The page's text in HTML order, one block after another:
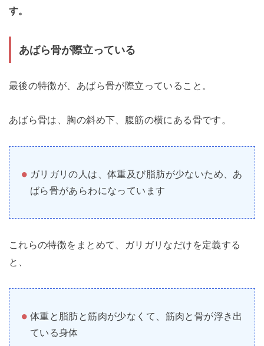
す。
あばら骨が際立っている
最後の特徴が、あばら骨が際立っていること。
あばら骨は、胸の斜め下、腹筋の横にある骨です。
ガリガリの人は、体重及び脂肪が少ないため、あ
ばら骨があらわになっています
これらの特徴をまとめて、ガリガリなだけを定義する
と、
体重と脂肪と筋肉が少なくて、筋肉と骨が浮き出
ている身体